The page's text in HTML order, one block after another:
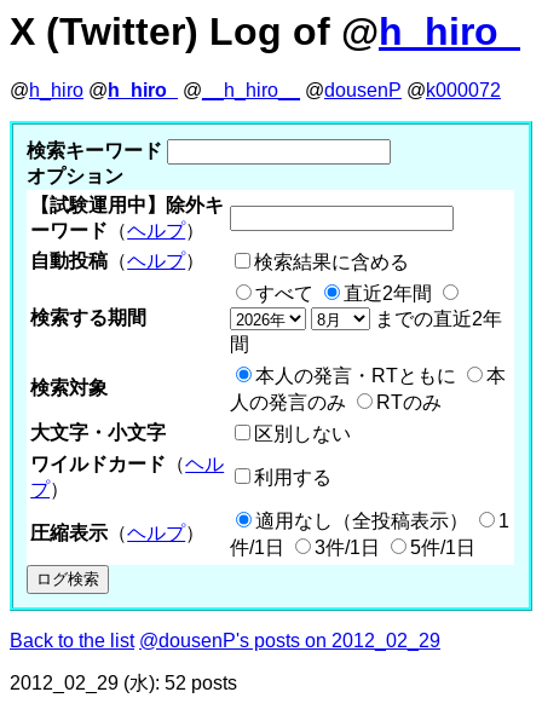
X (Twitter) Log of @h_hiro_
@h_hiro @ h_hiro_ @ __h_hiro__ @dousenP @k000072
検索キーワード
オプション
【試験運用中】除外キ
ーワード （ヘルプ）
自動投稿 （ヘルプ） 検索結果に含める
検索する期間
すべて
直近2年間
までの直近2年
間
検索対象
本人の発言・RTともに
本
人の発言のみ
RTのみ
大文字・小文字
区別しない
ワイルドカード （ヘル
プ）
利用する
圧縮表示 （ヘルプ）
適用なし（全投稿表示）
1
件/1日
3件/1日 5件/1日
Back to the list @dousenP's posts on 2012_02_29
2012_02_29 (水): 52 posts